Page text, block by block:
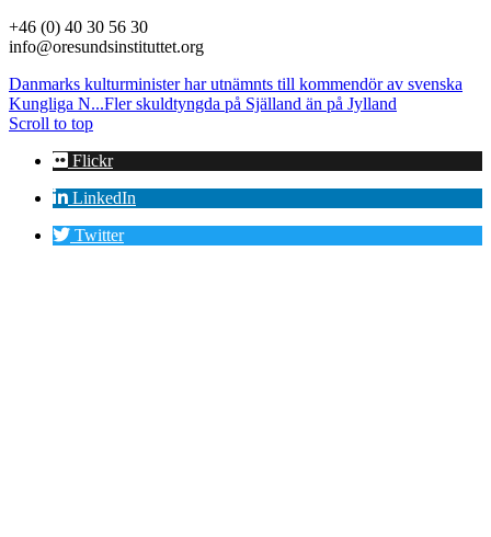
+46 (0) 40 30 56 30
info@oresundsinstituttet.org
Danmarks kulturminister har utnämnts till kommendör av svenska
Kungliga N...Fler skuldtyngda på Själland än på Jylland
Scroll to top
Flickr
LinkedIn
Twitter